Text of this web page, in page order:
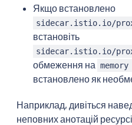
Якщо встановлено
sidecar.istio.io/
встановіть
sidecar.istio.io/
обмеження на memory
встановлено як
Наприклад, дивіться
неповних анотацій